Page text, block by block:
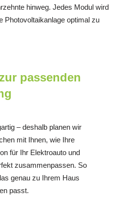
hinweg. Jedes Modul wird
Photovoltaikanlage optimal zu
passenden
– deshalb planen wir
mit Ihnen, wie Ihre
für Ihr Elektroauto und
zusammenpassen. So
genau zu Ihrem Haus
passt.